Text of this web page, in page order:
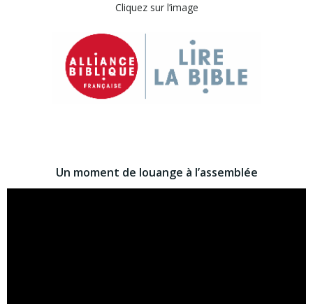
Cliquez sur l’image
Un moment de louange à l’assemblée